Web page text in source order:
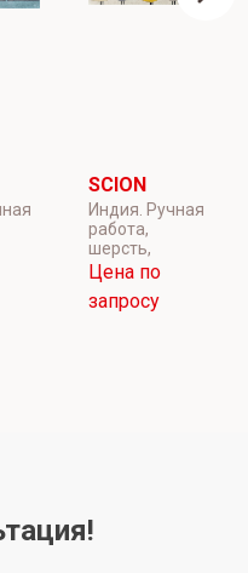
SCION
Индия. Ручная
работа,
шерсть,
Цена по
запросу